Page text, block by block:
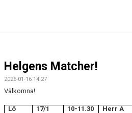
DOMARINFORMATION
Helgens Matcher!
2026-01-16 14:27
Välkomna!
Lö 17/1 10-11.30 Herr A